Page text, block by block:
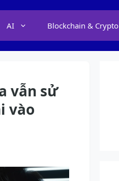
AI Blockchain & Crypto
vẫn sử
vào